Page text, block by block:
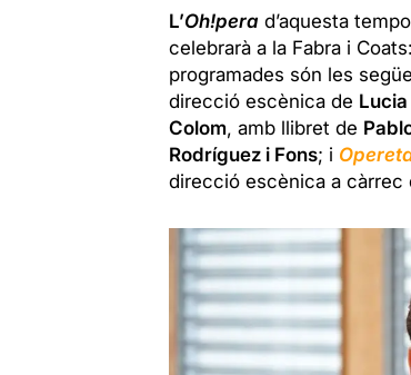
L’Oh!pera d’aquesta
celebrarà a la Fabra i
programades són les
direcció escènica de
Colom, amb llibret de
Rodríguez i Fons; i
direcció escènica a càrrec